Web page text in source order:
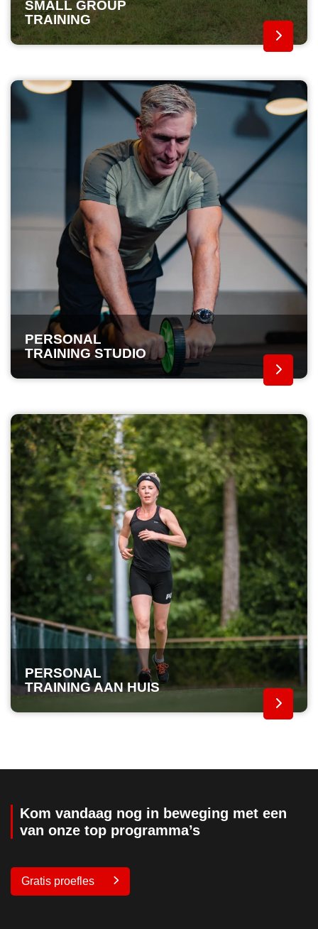
SMALL GROUP
TRAINING
PERSONAL
TRAINING STUDIO
PERSONAL
TRAINING AAN HUIS
Kom vandaag nog in beweging met een
van onze top programma’s
Gratis proefles